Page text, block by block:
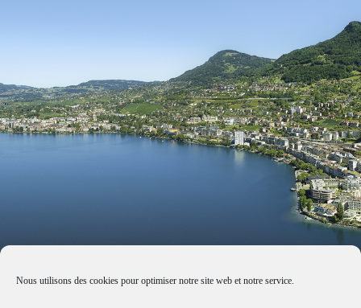
Nous utilisons des cookies pour optimiser notre site web et notre service.